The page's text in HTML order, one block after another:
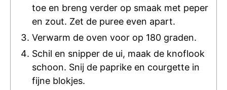
toe en breng verder op smaak met peper
en zout. Zet de puree even apart.
Verwarm de oven voor op 180 graden.
Schil en snipper de ui, maak de knoflook
schoon. Snij de paprike en courgette in
fijne blokjes.